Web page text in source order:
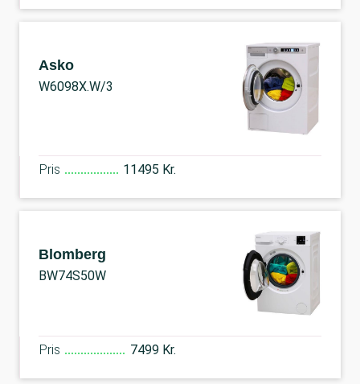
Asko
W6098X.W/3
Pris 11495 Kr.
Blomberg
BW74S50W
Pris 7499 Kr.